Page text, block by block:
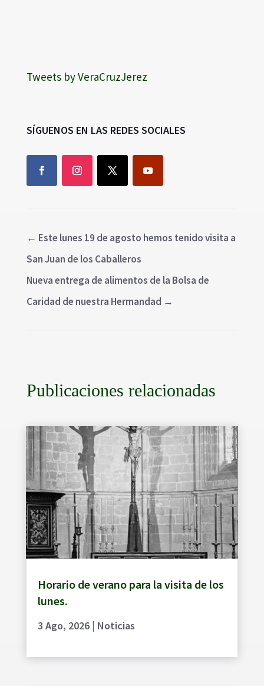
Tweets by VeraCruzJerez
SÍGUENOS EN LAS REDES SOCIALES
← Este lunes 19 de agosto hemos tenido visita a
San Juan de los Caballeros
Nueva entrega de alimentos de la Bolsa de
Caridad de nuestra Hermandad →
Publicaciones relacionadas
Horario de verano para la visita de los
lunes.
3 Ago, 2026| Noticias